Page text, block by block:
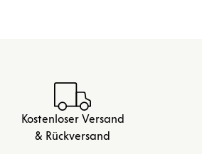
Kostenloser Versand
& Rückversand